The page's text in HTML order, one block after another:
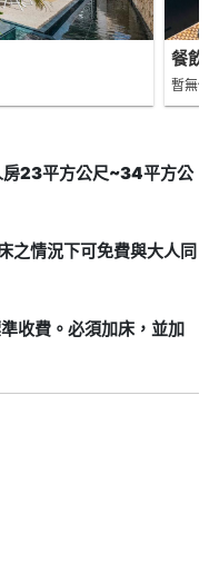
餐飲
暫無價
房23平方公尺~34平方公
之情況下可免費與大人同
收費。必須加床，並加